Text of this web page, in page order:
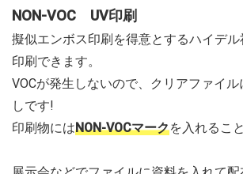
NON-VOC UV印刷
擬似エンボス印刷を得意とするハイデ
印刷できます。
VOCが発生しないので、クリアファイ
しです!
印刷物にはNON-VOCマークを入れるこ